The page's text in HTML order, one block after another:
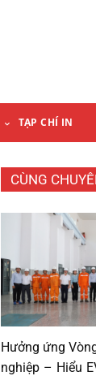
TẠP CHÍ IN
CÙNG
Hưởng ứng
nghiệp – Hiểu